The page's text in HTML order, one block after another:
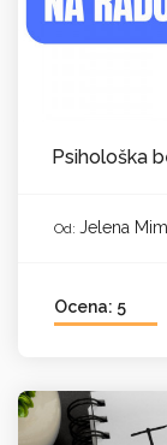
Psihološka
Od: Jelena
Ocena: 5